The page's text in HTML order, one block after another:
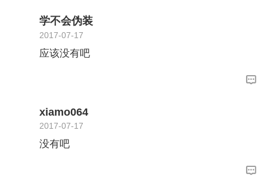
学不会伪装
2017-07-17
应该没有吧
xiamo064
2017-07-17
没有吧